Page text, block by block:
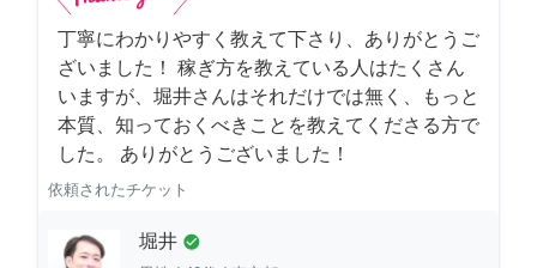
丁寧にわかりやすく教えて下さり、ありがとうご
ざいました！ 稼ぎ方を教えている人はたくさん
いますが、堀井さんはそれだけでは無く、もっと
本質、知っておくべきことを教えてくださる方で
した。 ありがとうございました！
依頼されたチケット
堀井 check_circle